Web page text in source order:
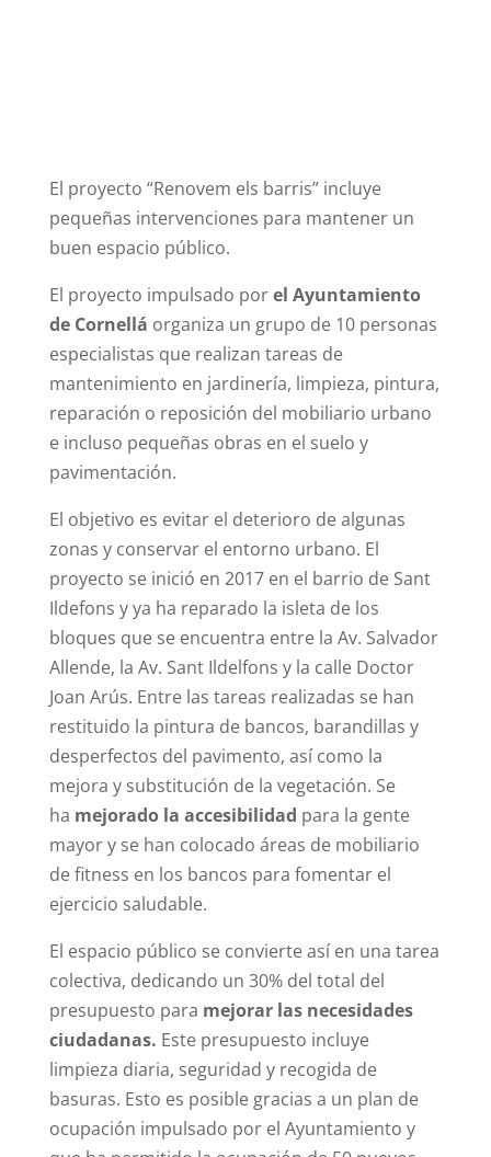
El proyecto “Renovem els barris” incluye
pequeñas intervenciones para mantener un
buen espacio público.
El proyecto impulsado porel Ayuntamiento
de Cornellá organiza un grupo de 10 personas
especialistas que realizan tareas de
mantenimiento en jardinería, limpieza, pintura,
reparación o reposición del mobiliario urbano
e incluso pequeñas obras en el suelo y
pavimentación.
El objetivo es evitar el deterioro de algunas
zonas y conservar el entorno urbano. El
proyecto se inició en 2017 en el barrio de Sant
Ildefons y ya ha reparado la isleta de los
bloques que se encuentra entre la Av. Salvador
Allende, la Av. Sant Ildelfons y la calle Doctor
Joan Arús. Entre las tareas realizadas se han
restituido la pintura de bancos, barandillas y
desperfectos del pavimento, así como la
mejora y substitución de la vegetación. Se
ha mejorado la accesibilidad para la gente
mayor y se han colocado áreas de mobiliario
de fitness en los bancos para fomentar el
ejercicio saludable.
El espacio público se convierte así en una tarea
colectiva, dedicando un 30% del total del
presupuesto para mejorar las necesidades
ciudadanas. Este presupuesto incluye
limpieza diaria, seguridad y recogida de
basuras. Esto es posible gracias a un plan de
ocupación impulsado por el Ayuntamiento y